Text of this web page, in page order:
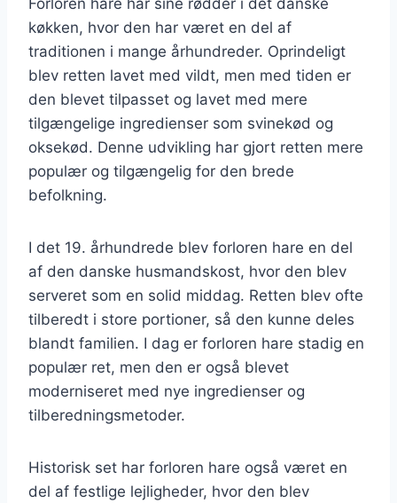
køkken, hvor den har været en del af
traditionen i mange århundreder. Oprindeligt
blev retten lavet med vildt, men med tiden er
den blevet tilpasset og lavet med mere
tilgængelige ingredienser som svinekød og
oksekød. Denne udvikling har gjort retten mere
populær og tilgængelig for den brede
befolkning.
I det 19. århundrede blev forloren hare en del
af den danske husmandskost, hvor den blev
serveret som en solid middag. Retten blev ofte
tilberedt i store portioner, så den kunne deles
blandt familien. I dag er forloren hare stadig en
populær ret, men den er også blevet
moderniseret med nye ingredienser og
tilberedningsmetoder.
Historisk set har forloren hare også været en
del af festlige lejligheder, hvor den blev